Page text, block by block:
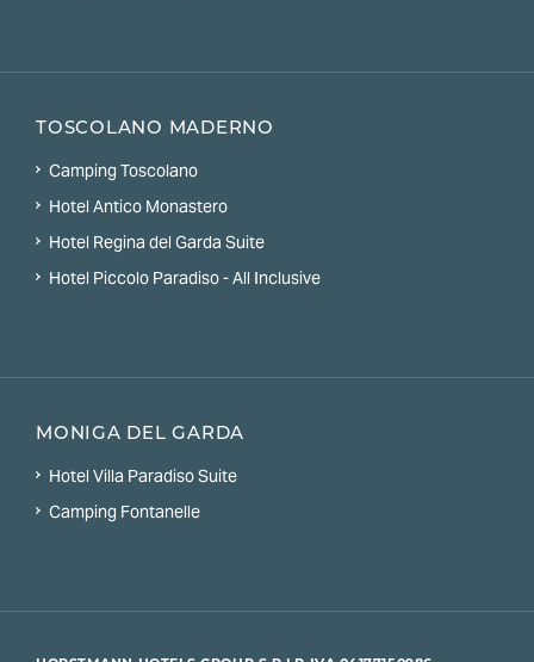
TOSCOLANO MADERNO
Camping Toscolano
Hotel Antico Monastero
Hotel Regina del Garda Suite
Hotel Piccolo Paradiso - All Inclusive
MONIGA DEL GARDA
Hotel Villa Paradiso Suite
Camping Fontanelle